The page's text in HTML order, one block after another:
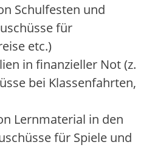
Schulfesten und
für
etc.)
in finanzieller Not (z.
bei Klassenfahrten,
Lernmaterial in den
für Spiele und